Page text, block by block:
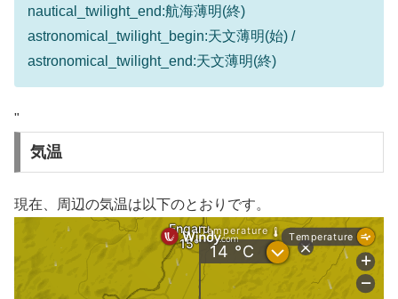
nautical_twilight_end:航海薄明(終)
astronomical_twilight_begin:天文薄明(始) /
astronomical_twilight_end:天文薄明(終)
"
気温
現在、周辺の気温は以下のとおりです。